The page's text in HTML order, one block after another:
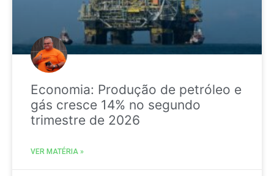
Economia: Produção de petróleo e
gás cresce 14% no segundo
trimestre de 2026
VER MATÉRIA »